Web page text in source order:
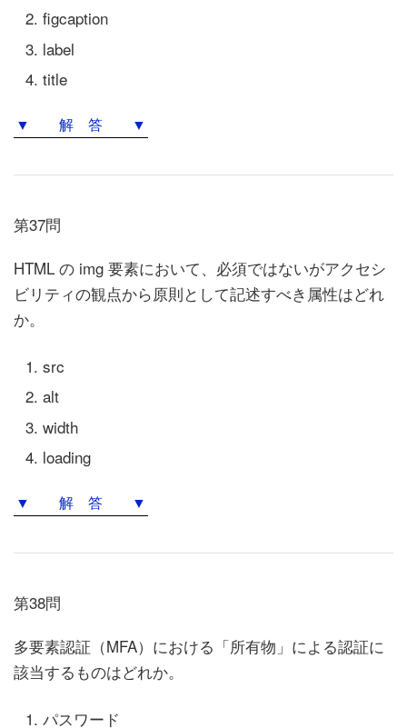
figcaption
label
title
▼ 解 答 ▼
第37問
HTML の img 要素において、必須ではないがアクセシ
ビリティの観点から原則として記述すべき属性はどれ
か。
src
alt
width
loading
▼ 解 答 ▼
第38問
多要素認証（MFA）における「所有物」による認証に
該当するものはどれか。
パスワード